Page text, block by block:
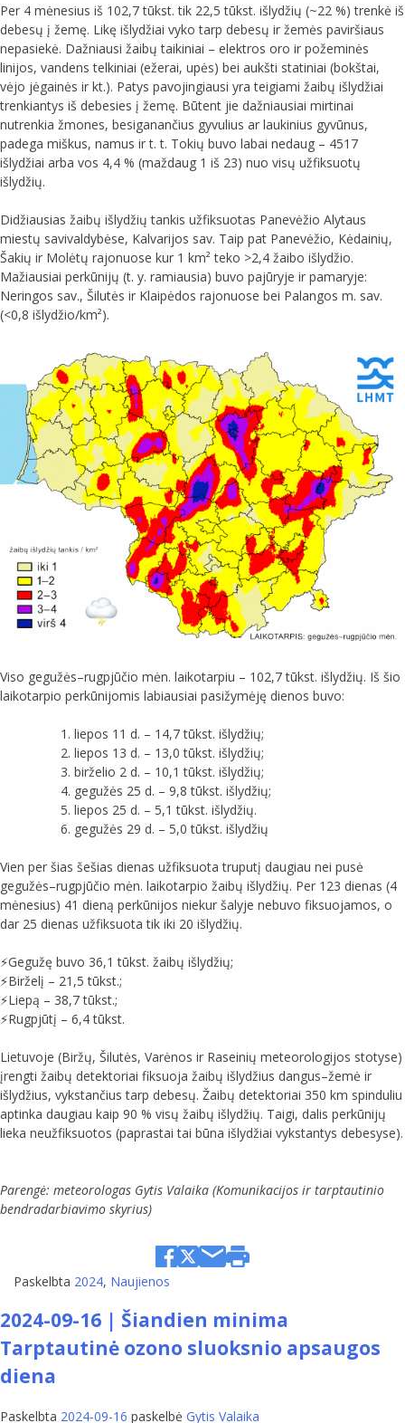
Per 4 mėnesius iš 102,7 tūkst. tik 22,5 tūkst. išlydžių (~22 %) trenkė iš
debesų į žemę. Likę išlydžiai vyko tarp debesų ir žemės paviršiaus
nepasiekė. Dažniausi žaibų taikiniai – elektros oro ir požeminės
linijos, vandens telkiniai (ežerai, upės) bei aukšti statiniai (bokštai,
vėjo jėgainės ir kt.). Patys pavojingiausi yra teigiami žaibų išlydžiai
trenkiantys iš debesies į žemę. Būtent jie dažniausiai mirtinai
nutrenkia žmones, besiganančius gyvulius ar laukinius gyvūnus,
padega miškus, namus ir t. t. Tokių buvo labai nedaug – 4517
išlydžiai arba vos 4,4 % (maždaug 1 iš 23) nuo visų užfiksuotų
išlydžių.
Didžiausias žaibų išlydžių tankis užfiksuotas Panevėžio Alytaus
miestų savivaldybėse, Kalvarijos sav. Taip pat Panevėžio, Kėdainių,
Šakių ir Molėtų rajonuose kur 1 km² teko >2,4 žaibo išlydžio.
Mažiausiai perkūnijų (t. y. ramiausia) buvo pajūryje ir pamaryje:
Neringos sav., Šilutės ir Klaipėdos rajonuose bei Palangos m. sav.
(<0,8 išlydžio/km²).
Viso gegužės–rugpjūčio mėn. laikotarpiu – 102,7 tūkst. išlydžių. Iš šio
laikotarpio perkūnijomis labiausiai pasižymėję dienos buvo:
liepos 11 d. – 14,7 tūkst. išlydžių;
liepos 13 d. – 13,0 tūkst. išlydžių;
birželio 2 d. – 10,1 tūkst. išlydžių;
gegužės 25 d. – 9,8 tūkst. išlydžių;
liepos 25 d. – 5,1 tūkst. išlydžių.
gegužės 29 d. – 5,0 tūkst. išlydžių
Vien per šias šešias dienas užfiksuota truputį daugiau nei pusė
gegužės–rugpjūčio mėn. laikotarpio žaibų išlydžių. Per 123 dienas (4
mėnesius) 41 dieną perkūnijos niekur šalyje nebuvo fiksuojamos, o
dar 25 dienas užfiksuota tik iki 20 išlydžių.
⚡️Gegužę buvo 36,1 tūkst. žaibų išlydžių;
⚡️Birželį – 21,5 tūkst.;
⚡️Liepą – 38,7 tūkst.;
⚡️Rugpjūtį – 6,4 tūkst.
Lietuvoje (Biržų, Šilutės, Varėnos ir Raseinių meteorologijos stotyse)
įrengti žaibų detektoriai fiksuoja žaibų išlydžius dangus–žemė ir
išlydžius, vykstančius tarp debesų. Žaibų detektoriai 350 km spinduliu
aptinka daugiau kaip 90 % visų žaibų išlydžių. Taigi, dalis perkūnijų
lieka neužfiksuotos (paprastai tai būna išlydžiai vykstantys debesyse).
Parengė: meteorologas Gytis Valaika (Komunikacijos ir tarptautinio
bendradarbiavimo skyrius)
Paskelbta 2024, Naujienos
2024-09-16 | Šiandien minima
Tarptautinė ozono sluoksnio apsaugos
diena
Paskelbta 2024-09-16 paskelbė Gytis Valaika